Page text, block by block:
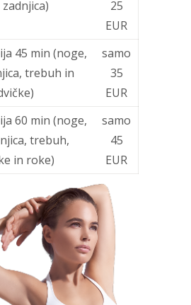
25
EUR
45 min (noge,
trebuh in
samo
35
EUR
60 min (noge,
trebuh,
in roke)
samo
45
EUR